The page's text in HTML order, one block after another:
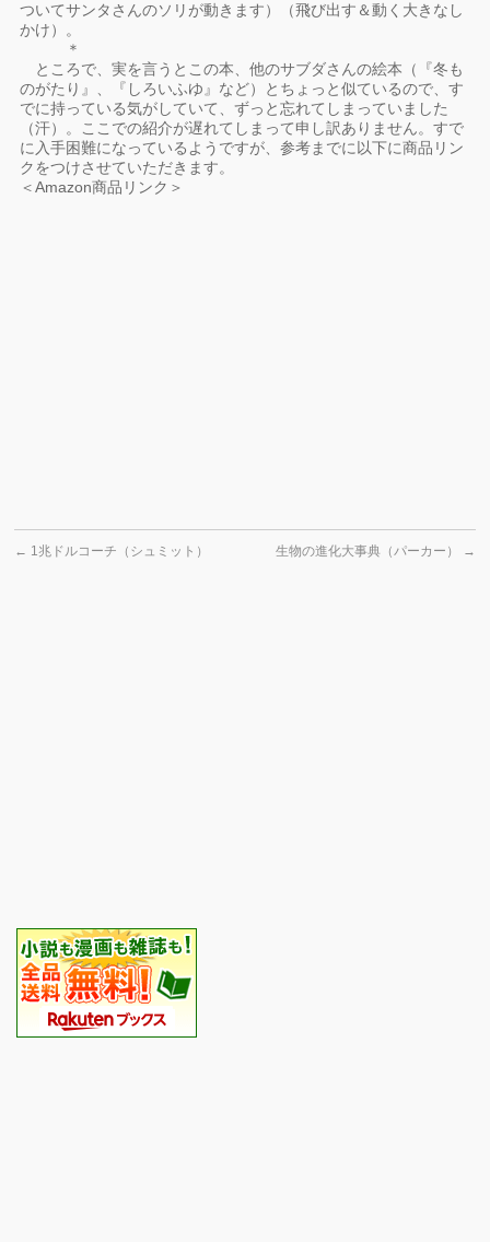
ついてサンタさんのソリが動きます）（飛び出す＆動く大きなし
かけ）。
＊
ところで、実を言うとこの本、他のサブダさんの絵本（『冬も
のがたり』、『しろいふゆ』など）とちょっと似ているので、す
でに持っている気がしていて、ずっと忘れてしまっていました
（汗）。ここでの紹介が遅れてしまって申し訳ありません。すで
に入手困難になっているようですが、参考までに以下に商品リン
クをつけさせていただきます。
＜Amazon商品リンク＞
← 1兆ドルコーチ（シュミット） 生物の進化大事典（パーカー） →